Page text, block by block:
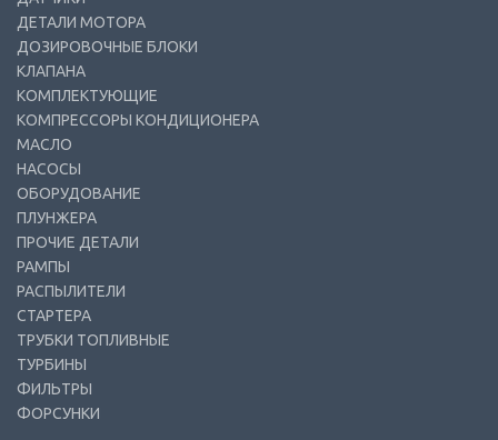
ДЕТАЛИ МОТОРА
ДОЗИРОВОЧНЫЕ БЛОКИ
КЛАПАНА
КОМПЛЕКТУЮЩИЕ
КОМПРЕССОРЫ КОНДИЦИОНЕРА
МАСЛО
НАСОСЫ
ОБОРУДОВАНИЕ
ПЛУНЖЕРА
ПРОЧИЕ ДЕТАЛИ
РАМПЫ
РАСПЫЛИТЕЛИ
СТАРТЕРА
ТРУБКИ ТОПЛИВНЫЕ
ТУРБИНЫ
ФИЛЬТРЫ
ФОРСУНКИ